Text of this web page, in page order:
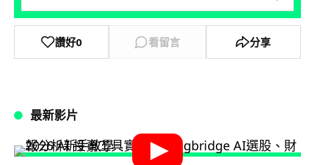
讚好0 看留言 分享
最新影片